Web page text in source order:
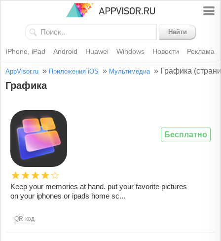
Найти
iPhone, iPad Android Huawei Windows Новости Реклама
AppVisor.ru » Приложения iOS » Мультимедиа » Графика
Графика
Keep your memories at hand. put your favorite pictures
on your iphones or ipads home sc...
QR-код
Бесплатно